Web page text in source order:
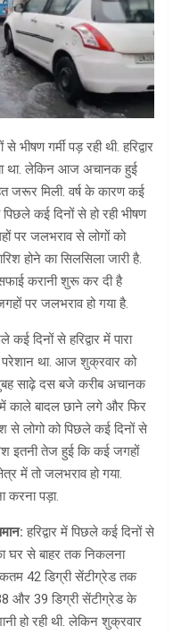
भीषण गर्मी पड़ रही थी. हरिद्वार
था. लेकिन आज अचानक हुई
जरूर मिली. वर्ष के कारण कई
पिछले कई दिनों से हो रही भीषण
पर जलभराव से लोगों को
होने का सिलसिला जारी है.
करानी शुरू कर दी है
पर जलभराव हो गया है.
दिनों से हरिद्वार में पारा
परेशान था. आज शुक्रवार को
साढ़े दस बजे करीब अचानक
काले बादल छाने लगे और फिर
से लोगो को पिछले कई दिनों से
इतनी तेज हुई कि कई जगहों
में तो जलभराव हो गया.
करना पड़ा.
हरिद्वार में पिछले कई दिनों से
घर से बाहर तक निकलना
42 डिग्री सेंटीग्रेड तक
और 39 डिग्री सेंटीग्रेड के
हो रही थी. लेकिन शुक्रवार